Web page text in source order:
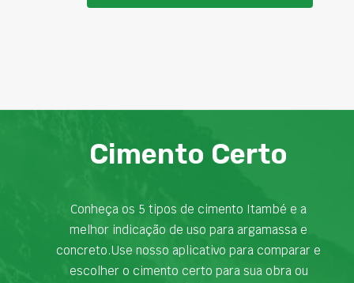
Cimento Certo
Conheça os 5 tipos de cimento Itambé e a
melhor indicação de uso para argamassa e
concreto.Use nosso aplicativo para comparar e
escolher o cimento certo para sua obra ou